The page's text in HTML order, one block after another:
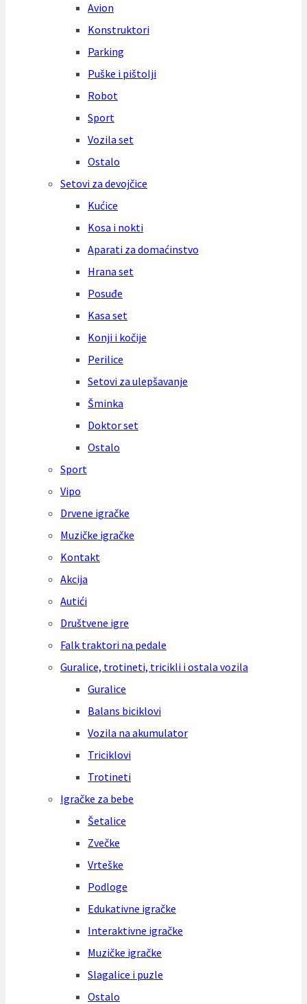
Avion
Konstruktori
Parking
Puške i pištolji
Robot
Sport
Vozila set
Ostalo
Setovi za devojčice
Kućice
Kosa i nokti
Aparati za domaćinstvo
Hrana set
Posuđe
Kasa set
Konji i kočije
Perilice
Setovi za ulepšavanje
Šminka
Doktor set
Ostalo
Sport
Vipo
Drvene igračke
Muzičke igračke
Kontakt
Akcija
Autići
Društvene igre
Falk traktori na pedale
Guralice, trotineti, tricikli i ostala vozila
Guralice
Balans biciklovi
Vozila na akumulator
Triciklovi
Trotineti
Igračke za bebe
Šetalice
Zvečke
Vrteške
Podloge
Edukativne igračke
Interaktivne igračke
Muzičke igračke
Slagalice i puzle
Ostalo